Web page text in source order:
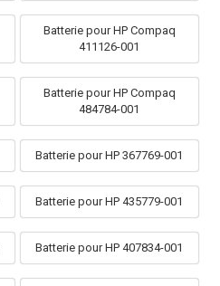
Batterie pour HP Compaq
411126-001
Batterie pour HP Compaq
484784-001
Batterie pour HP 367769-001
Batterie pour HP 435779-001
Batterie pour HP 407834-001